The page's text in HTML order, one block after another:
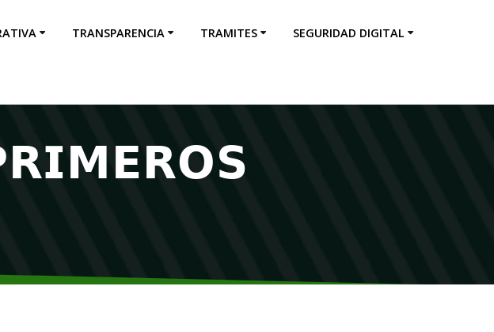
TRANSPARENCIA TRAMITES SEGURIDAD DIGITAL